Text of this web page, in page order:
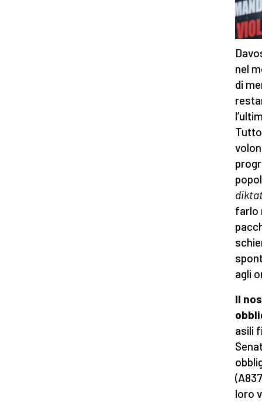
nel
di
farlo
agli
Il
asili
loro